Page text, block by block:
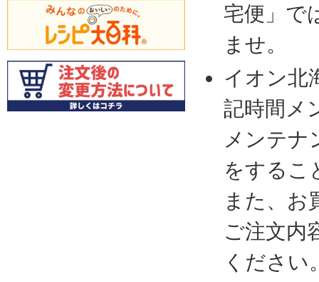
宅便」で
ませ。
イオン北
記時間メ
メンテナ
をするこ
また、お
ご注文内
ください